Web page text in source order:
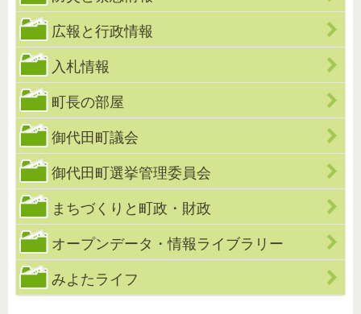
広報と行政情報
入札情報
町長の部屋
御代田町議会
御代田町選挙管理委員会
まちづくりと町政・財政
オープンデータ・情報ライブラリー
みよたライフ